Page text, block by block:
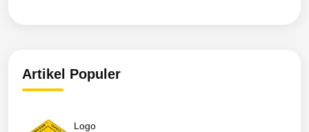
Artikel Populer
Logo